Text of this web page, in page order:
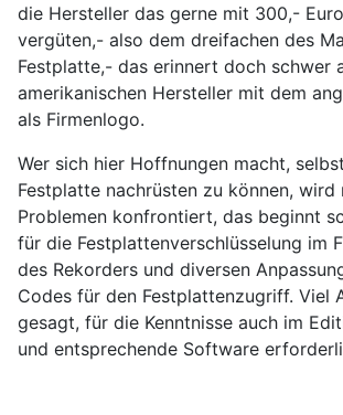
die Hersteller das gerne mit 300,-
vergüten,- also dem dreifachen des
Festplatte,- das erinnert doch schwer
amerikanischen Hersteller mit dem
als Firmenlogo.
Wer sich hier Hoffnungen macht,
Festplatte nachrüsten zu können, wird
Problemen konfrontiert, das beginnt
für die Festplattenverschlüsselung im
des Rekorders und diversen
Codes für den Festplattenzugriff. Viel
gesagt, für die Kenntnisse auch im
und entsprechende Software